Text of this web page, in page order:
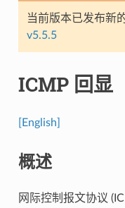
当前版本已发布新
v5.5.5
ICMP 回显
[English]
概述
网际控制报文协议